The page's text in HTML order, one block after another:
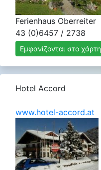
Ferienhaus Oberreiter
43 (0)6457 / 2738
Εμφανίζονται στο χάρτη
Hotel Accord
www.hotel-accord.at